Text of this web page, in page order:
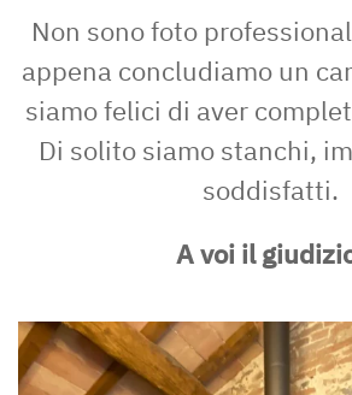
Non sono foto
appena concludiamo un
siamo felici di aver
Di solito siamo stanchi,
soddisfatti.
A voi il